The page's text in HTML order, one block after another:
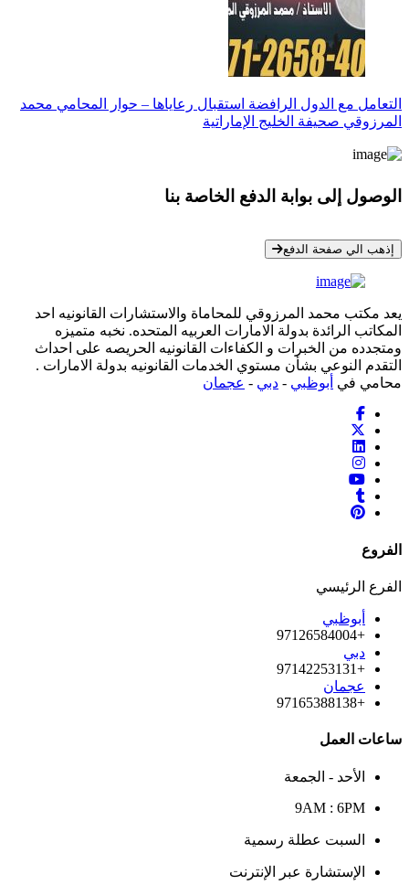
التعامل مع الدول الرافضة استقبال رعاياها – حوار المحامي محمد
المرزوقي صحيفة الخليج الإماراتية
الوصول إلى بوابة الدفع الخاصة بنا
إذهب الي صفحة الدفع
يعد مكتب محمد المرزوقي للمحاماة والاستشارات القانونيه احد
المكاتب الرائدة بدولة الامارات العربيه المتحده. نخبه متميزه
ومتجدده من الخبرات و الكفاءات القانونيه الحريصه على احداث
التقدم النوعي بشأن مستوي الخدمات القانونيه بدولة الامارات .
محامي في أبوظبي - دبي - عجمان
الفروع
الفرع الرئيسي
أبوظبي
+97126584004
دبي
+97142253131
عجمان
+97165388138
ساعات العمل
الأحد - الجمعة
9AM : 6PM
السبت عطلة رسمية
الإستشارة عبر الإنترنت